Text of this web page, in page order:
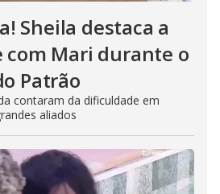
Sheila destaca a
com Mari durante o
Patrão
contaram da dificuldade em
aliados